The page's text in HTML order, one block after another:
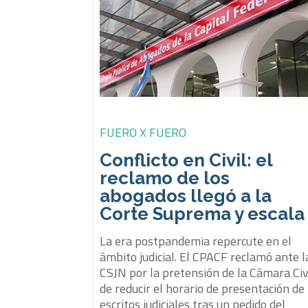
FUERO X FUERO
Conflicto en Civil: el
reclamo de los
abogados llegó a la
Corte Suprema y escala
La era postpandemia repercute en el
ámbito judicial. El CPACF reclamó ante
CSJN por la pretensión de la Cámara
de reducir el horario de presentación de
escritos judiciales tras un pedido del